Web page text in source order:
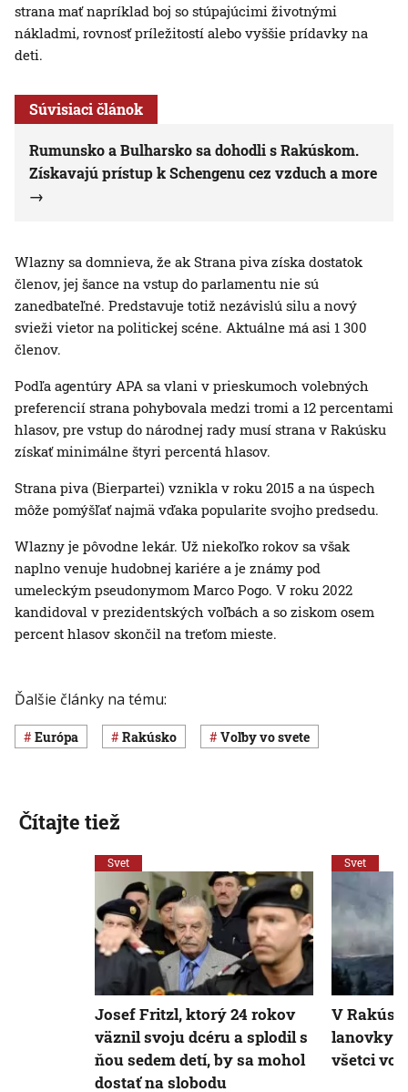
strana mať napríklad boj so stúpajúcimi životnými
nákladmi, rovnosť príležitostí alebo vyššie prídavky na
deti.
Súvisiaci článok
Rumunsko a Bulharsko sa dohodli s Rakúskom.
Získavajú prístup k Schengenu cez vzduch a more
Wlazny sa domnieva, že ak Strana piva získa dostatok
členov, jej šance na vstup do parlamentu nie sú
zanedbateľné. Predstavuje totiž nezávislú silu a nový
svieži vietor na politickej scéne. Aktuálne má asi 1 300
členov.
Podľa agentúry APA sa vlani v prieskumoch volebných
preferencií strana pohybovala medzi tromi a 12 percentami
hlasov, pre vstup do národnej rady musí strana v Rakúsku
získať minimálne štyri percentá hlasov.
Strana piva (Bierpartei) vznikla v roku 2015 a na úspech
môže pomýšľať najmä vďaka popularite svojho predsedu.
Wlazny je pôvodne lekár. Už niekoľko rokov sa však
naplno venuje hudobnej kariére a je známy pod
umeleckým pseudonymom Marco Pogo. V roku 2022
kandidoval v prezidentských voľbách a so ziskom osem
percent hlasov skončil na treťom mieste.
Ďalšie články na tému:
Európa Rakúsko voľby vo svete
Čítajte tiež
Svet
Josef Fritzl, ktorý 24 rokov
väznil svoju dcéru a splodil s
ňou sedem detí, by sa mohol
dostať na slobodu
Svet
V
lanovky:
všetci vo